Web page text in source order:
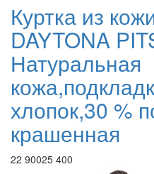
Куртка из
DAYTONA
Натуральная
хлопок,30 %
крашенная
22 90025 400